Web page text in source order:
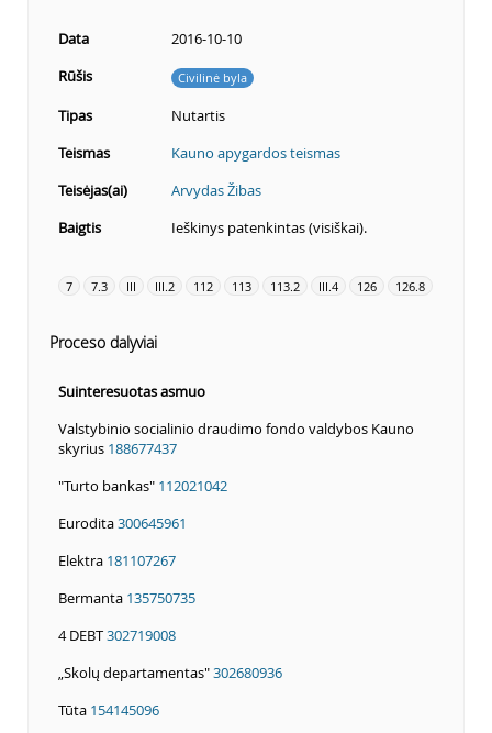
Data
2016-10-10
Rūšis
Civilinė byla
Tipas
Nutartis
Teismas
Kauno apygardos teismas
Teisėjas(ai)
Arvydas Žibas
Baigtis
Ieškinys patenkintas (visiškai).
7 7.3 III III.2 112 113 113.2 III.4 126 126.8
Proceso dalyviai
Suinteresuotas asmuo
Valstybinio socialinio draudimo fondo valdybos Kauno
skyrius 188677437
"Turto bankas" 112021042
Eurodita300645961
Elektra 181107267
Bermanta 135750735
4 DEBT302719008
„Skolų departamentas"302680936
Tūta 154145096